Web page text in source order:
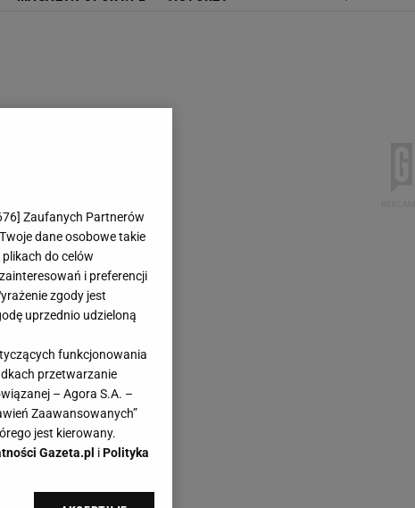
] Zaufanych Partnerów
dane osobowe takie
do celów
i preferencji
zgody jest
uprzednio udzieloną
funkcjonowania
przetwarzanie
– Agora S.A. –
Zaawansowanych”
jest kierowany.
Gazeta.pl iPolityka